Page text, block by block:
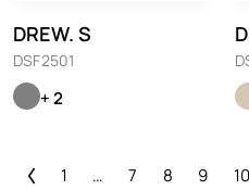
DREW. S
DSF2501
+ 2
1 … 7 8 9 10